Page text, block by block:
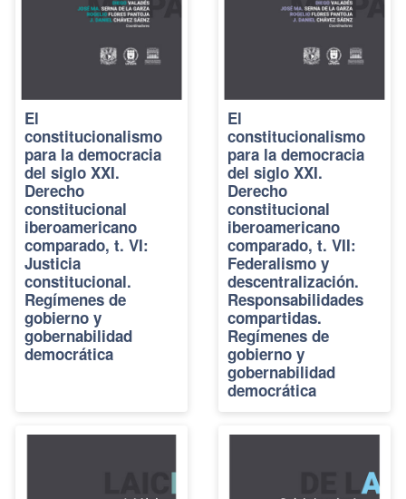
El
constitucionalismo
para la democracia
del siglo XXI.
Derecho
constitucional
iberoamericano
comparado, t. VI:
Justicia
constitucional.
Regímenes de
gobierno y
gobernabilidad
democrática
El
constitucionalismo
para la democracia
del siglo XXI.
Derecho
constitucional
iberoamericano
comparado, t. VII:
Federalismo y
descentralización.
Responsabilidades
compartidas.
Regímenes de
gobierno y
gobernabilidad
democrática